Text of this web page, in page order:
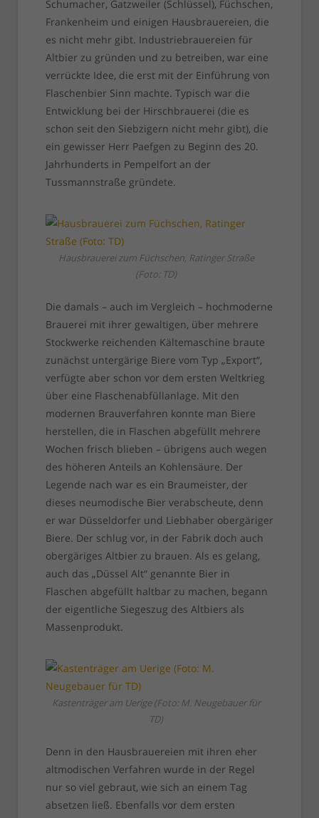
Schumacher, Gatzweiler (Schlüssel), Füchschen,
Frankenheim und einigen Hausbrauereien, die
es nicht mehr gibt. Industriebrauereien für
Altbier zu gründen und zu betreiben, war eine
verrückte Idee, die erst mit der Einführung von
Flaschenbier Sinn machte. Typisch war die
Entwicklung bei der Hirschbrauerei (die es
schon seit den Siebzigern nicht mehr gibt), die
ein gewisser Herr Paefgen zu Beginn des 20.
Jahrhunderts in Pempelfort an der
Tussmannstraße gründete.
Hausbrauerei zum Füchschen, Ratinger Straße
(Foto: TD)
Die damals – auch im Vergleich – hochmoderne
Brauerei mit ihrer gewaltigen, über mehrere
Stockwerke reichenden Kältemaschine braute
zunächst untergärige Biere vom Typ „Export“,
verfügte aber schon vor dem ersten Weltkrieg
über eine Flaschenabfüllanlage. Mit den
modernen Brauverfahren konnte man Biere
herstellen, die in Flaschen abgefüllt mehrere
Wochen frisch blieben – übrigens auch wegen
des höheren Anteils an Kohlensäure. Der
Legende nach war es ein Braumeister, der
dieses neumodische Bier verabscheute, denn
er war Düsseldorfer und Liebhaber obergäriger
Biere. Der schlug vor, in der Fabrik doch auch
obergäriges Altbier zu brauen. Als es gelang,
auch das „Düssel Alt“ genannte Bier in
Flaschen abgefüllt haltbar zu machen, begann
der eigentliche Siegeszug des Altbiers als
Massenprodukt.
Kastenträger am Uerige (Foto: M. Neugebauer für
TD)
Denn in den Hausbrauereien mit ihren eher
altmodischen Verfahren wurde in der Regel
nur so viel gebraut, wie sich an einem Tag
absetzen ließ. Ebenfalls vor dem ersten